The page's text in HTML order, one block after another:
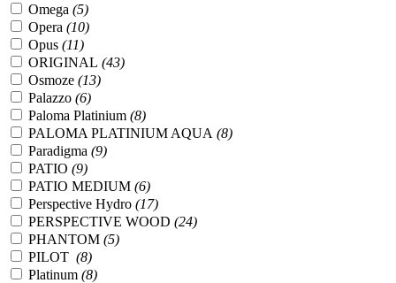
Omega (5)
Opera (10)
Opus (11)
ORIGINAL (43)
Osmoze (13)
Palazzo (6)
Paloma Platinium (8)
PALOMA PLATINIUM AQUA (8)
Paradigma (9)
PATIO (9)
PATIO MEDIUM (6)
Perspective Hydro (17)
PERSPECTIVE WOOD (24)
PHANTOM (5)
PILOT (8)
Platinum (8)